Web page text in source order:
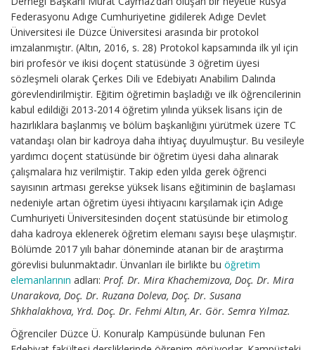
Federasyonu Adıge Cumhuriyetine gidilerek Adıge Devlet
Üniversitesi ile Düzce Üniversitesi arasında bir protokol
imzalanmıştır. (Altın, 2016, s. 28) Protokol kapsamında ilk yıl için
biri profesör ve ikisi doçent statüsünde 3 öğretim üyesi
sözleşmeli olarak Çerkes Dili ve Edebiyatı Anabilim Dalında
görevlendirilmiştir. Eğitim öğretimin başladığı ve ilk öğrencilerinin
kabul edildiği 2013-2014 öğretim yılında yüksek lisans için de
hazırlıklara başlanmış ve bölüm başkanlığını yürütmek üzere TC
vatandaşı olan bir kadroya daha ihtiyaç duyulmuştur. Bu vesileyle
yardımcı doçent statüsünde bir öğretim üyesi daha alınarak
çalışmalara hız verilmiştir. Takip eden yılda gerek öğrenci
sayısının artması gerekse yüksek lisans eğitiminin de başlaması
nedeniyle artan öğretim üyesi ihtiyacını karşılamak için Adıge
Cumhuriyeti Üniversitesinden doçent statüsünde bir etimolog
daha kadroya eklenerek öğretim elemanı sayısı beşe ulaşmıştır.
Bölümde 2017 yılı bahar döneminde atanan bir de araştırma
görevlisi bulunmaktadır. Ünvanları ile birlikte bu öğretim
elemanlarının adları: Prof. Dr. Mira Khachemizova, Doç. Dr. Mira
Unarakova, Doç. Dr. Ruzana Doleva, Doç. Dr. Susana
Shkhalakhova, Yrd. Doç. Dr. Fehmi Altın, Ar. Gör. Semra Yılmaz.
Öğrenciler Düzce Ü. Konuralp Kampüsünde bulunan Fen